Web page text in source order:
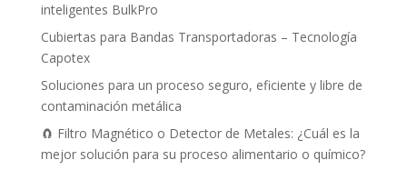
inteligentes BulkPro
Cubiertas para Bandas Transportadoras – Tecnología
Capotex
Soluciones para un proceso seguro, eficiente y libre de
contaminación metálica
🧲 Filtro Magnético o Detector de Metales: ¿Cuál es la
mejor solución para su proceso alimentario o químico?